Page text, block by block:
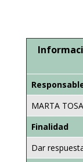
MARTA
Finalidad
Dar